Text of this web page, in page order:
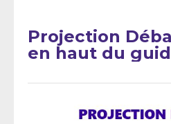
Projection
en haut du